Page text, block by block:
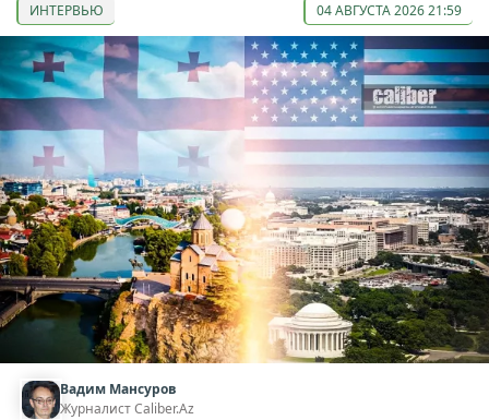
ИНТЕРВЬЮ 04 АВГУСТА 2026 21:59
Вадим Мансуров
Журналист Caliber.Az